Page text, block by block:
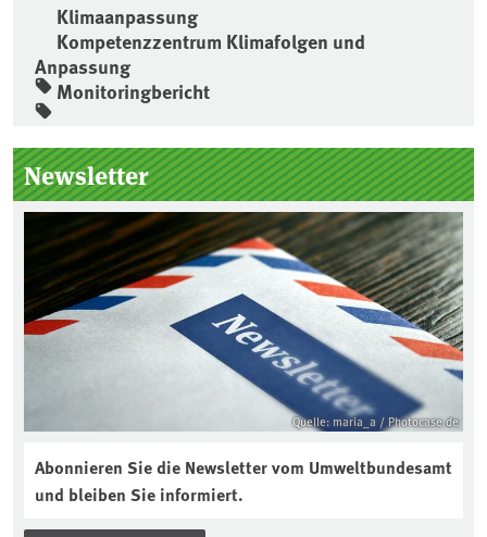
Klimaanpassung
Kompetenzzentrum Klimafolgen und
Anpassung
Monitoringbericht
Seitenleiste
Newsletter
Quelle: maria_a / Photocase.de
Abonnieren Sie die Newsletter vom Umweltbundesamt
und bleiben Sie informiert.